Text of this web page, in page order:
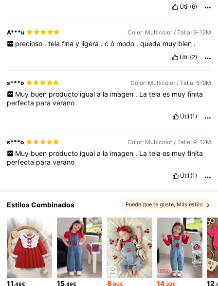
Útil (6)
A***u Color: Multicolor / Talla: 9-12M
precioso . tela fina y ligera . c ó modo . queda muy bien .
Útil (2)
s***o Color: Multicolor / Talla: 6-9M
Muy buen producto igual a la imagen . La tela es muy finita
perfecta paraverano
Útil (1)
s***o Color: Multicolor / Talla: 9-12M
Muy buen producto igual a la imagen . La tela es muy finita
perfecta paraverano
Útil (1)
Estilos Combinados Puede que te guste, Más estilo
, Opciones coincidentes
, También te puede interesar
, Te podría gustar
11 ,49€ 15 ,49€ 8,90€ 14 ,32€ 12